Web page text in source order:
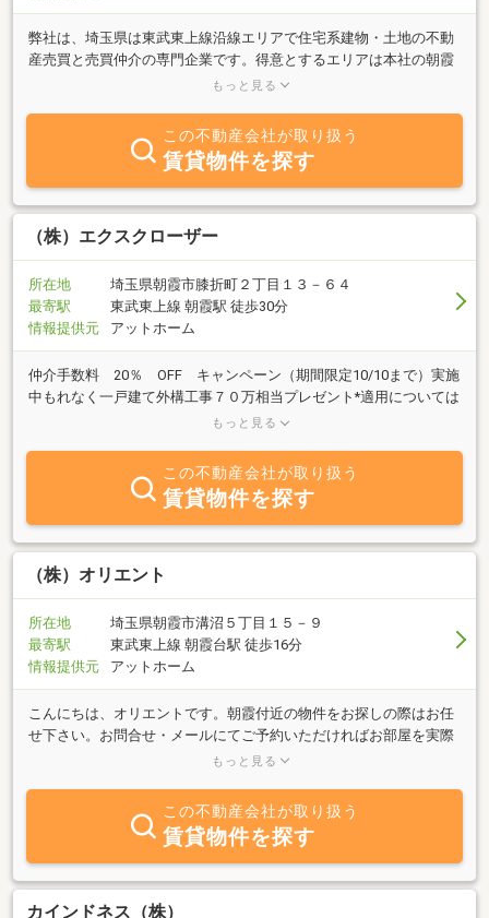
弊社は、埼玉県は東武東上線沿線エリアで住宅系建物・土地の不動
産売買と売買仲介の専門企業です。得意とするエリアは本社の朝霞
市と支店がある富士見市の物件情報は日々情報取集することで豊富
もっと見る
この不動産会社が取り扱う
賃貸物件を探す
（株）エクスクローザー
所在地
埼玉県朝霞市膝折町２丁目１３－６４
最寄駅
東武東上線 朝霞駅 徒歩30分
情報提供元
アットホーム
仲介手数料 20％ OFF キャンペーン（期間限定10/10まで）実施
中もれなく一戸建て外構工事７０万相当プレゼント*適用については
条件がございます。（Aプラン：カーポート設置工事・照明設置工
明設置工事）＊役所の指導・敷地形状により設置できない場合・減
額されたり、追加費用が発生する場合がございます。お得な情報満
載⇒ https://www.excloser-fudosan.jp/ フラット３５・５０ 優遇ロ
ーン融資手数料 （保証料相当）特別キャンペーン 実施中 （対
象地域あります。融資には、審査がございます）防犯対策 相談、
承ります。 特別価格実施中。 建設業許可 埼玉県知事（２
もっと見る
この不動産会社が取り扱う
賃貸物件を探す
（株）オリエント
所在地
埼玉県朝霞市溝沼５丁目１５－９
最寄駅
東武東上線 朝霞台駅 徒歩16分
情報提供元
アットホーム
こんにちは、オリエントです。朝霞付近の物件をお探しの際はお任
せ下さい。お問合せ・メールにてご予約いただければお部屋を実際
に見ていただくことが可能です。当社管理の住居用物件へ直接お申
もっと見る
この不動産会社が取り扱う
賃貸物件を探す
カインドネス（株）